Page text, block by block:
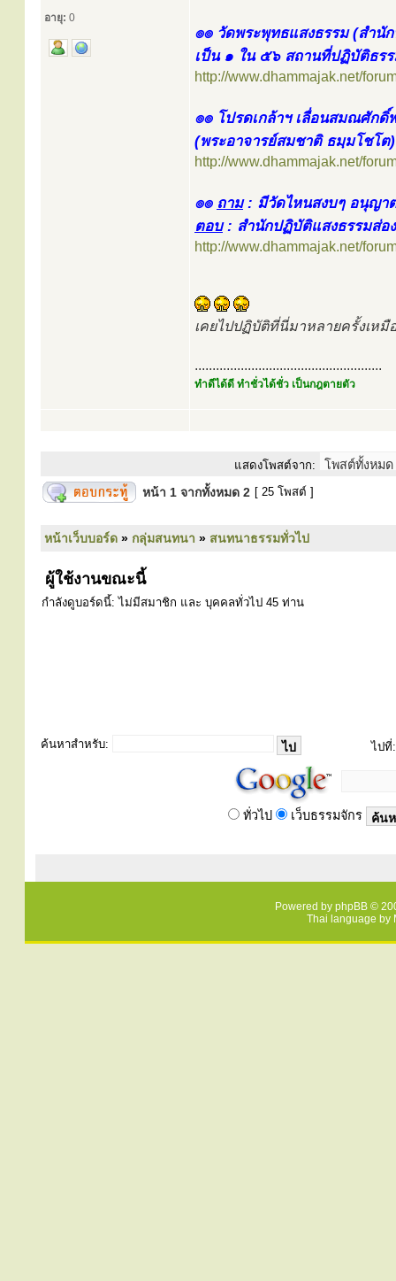
อายุ: 0
๏๏ วัดพระพุทธแสงธรรม (สำนั
เป็น ๑ ใน ๕๖ สถานที่ปฏิบัติธร
http://www.dhammajak.net/
๏๏ โปรดเกล้าฯ เลื่อนสมณศัก
(พระอาจารย์สมชาติ ธมฺมโชโต)
http://www.dhammajak.net/
๏๏ ถาม: มีวัดไหนสงบๆ อนุญา
ตอบ: สำนักปฏิบัติแสงธรรมส่อ
http://www.dhammajak.net/
เคยไปปฏิบัติที่นี่มาหลายครั้งเห
.....................................................
ทำดีได้ดี ทำชั่วได้ชั่ว เป็นกฎตายตัว
แสดงโพสต์จาก:
หน้า 1 จากทั้งหมด 2 [ 25 โพสต์ ]
หน้าเว็บบอร์ด » กลุ่มสนทนา » สนทนาธรรมทั่วไป
ผู้ใช้งานขณะนี้
กำลังดูบอร์ดนี้: ไม่มีสมาชิก และ บุคคลทั่วไป 45 ท่าน
ค้นหาสำหรับ: ไปที่:
ทั่วไป เว็บธรรมจักร
Powered by phpBB ©
Thai language by